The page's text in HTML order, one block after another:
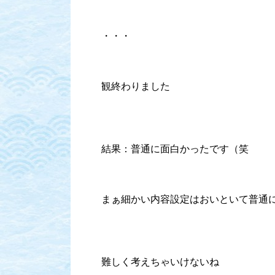
・・・
観終わりました
結果：普通に面白かったです（笑
まぁ細かい内容設定はおいといて普通
難しく考えちゃいけないね